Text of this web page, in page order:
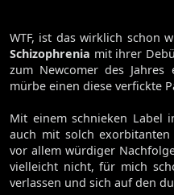
WTF, ist das wirklich schon
Schizophrenia mit ihrer
zum Newcomer des
mürbe einen diese verfickte
Mit einem schnieken Label
auch mit solch
vor allem würdiger
vielleicht nicht, für mich
verlassen und sich auf den